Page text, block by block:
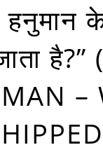
हनुमान
–